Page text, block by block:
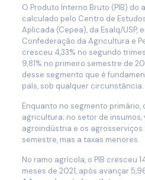
O Produto Interno Bruto (PIB) do
calculado pelo Centro de
Aplicada (Cepea), da Esalq/USP,
Confederação da Agricultura e
cresceu 4,33% no segundo
9,81% no primeiro semestre de
desse segmento que é
país, sob qualquer circunstância.
Enquanto no segmento primário,
agricultura; no setor de insumos,
agroindústria e os
semestre, mas a taxas menores.
No ramo agrícola, o PIB cresceu
meses de 2021, após avançar